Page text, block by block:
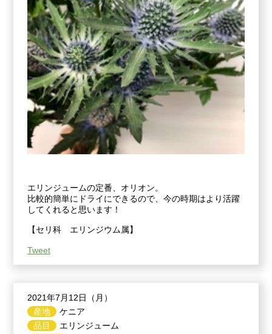
エリンジュームの定番、オリオン。
比較的簡単にドライにできるので、今の時期はより活躍
してくれると思います！
【セリ科 エリンジウム属】
Tweet
2021年7月12日（月）
産地
ケニア
品目
エリンジューム